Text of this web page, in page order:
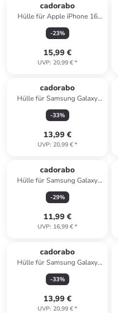
cadorabo
Hülle für Apple iPhone 16
PRO MAX Blumen Design in
Floral Türkis
-23%
15,99 €
UVP: 20,99 €*
cadorabo
Hülle für Samsung Galaxy
A71 4G Blumen Design in
FLORAL DUNKEL LILA
-33%
13,99 €
UVP: 20,99 €*
cadorabo
Hülle für Samsung Galaxy
A50 4G / A50s / A30s Strass
Design in TRANSPARENT
-29%
11,99 €
UVP: 16,99 €*
cadorabo
Hülle für Samsung Galaxy
M53 5G Blumen Design in
FLORAL TÜRKIS
-33%
13,99 €
UVP: 20,99 €*